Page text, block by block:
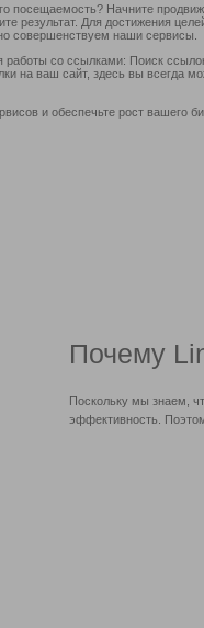
посещаемость? Начните
результат. Для достижения
совершенствуем наши сервисы.
со ссылками: Поиск
на ваш сайт, здесь вы всегда
и обеспечьте рост вашего
Почему
Поскольку мы знаем,
эффективность.